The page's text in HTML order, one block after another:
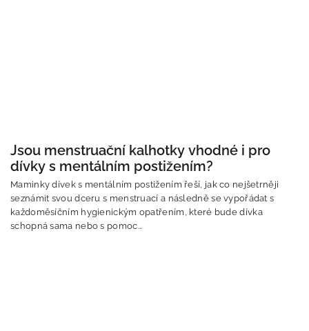
Jsou menstruační kalhotky vhodné i pro
dívky s mentálním postižením?
Maminky dívek s mentálním postižením řeší, jak co nejšetrněji
seznámit svou dceru s menstruací a následně se vypořádat s
každoměsíčním hygienickým opatřením, které bude dívka
schopná sama nebo s pomoc...